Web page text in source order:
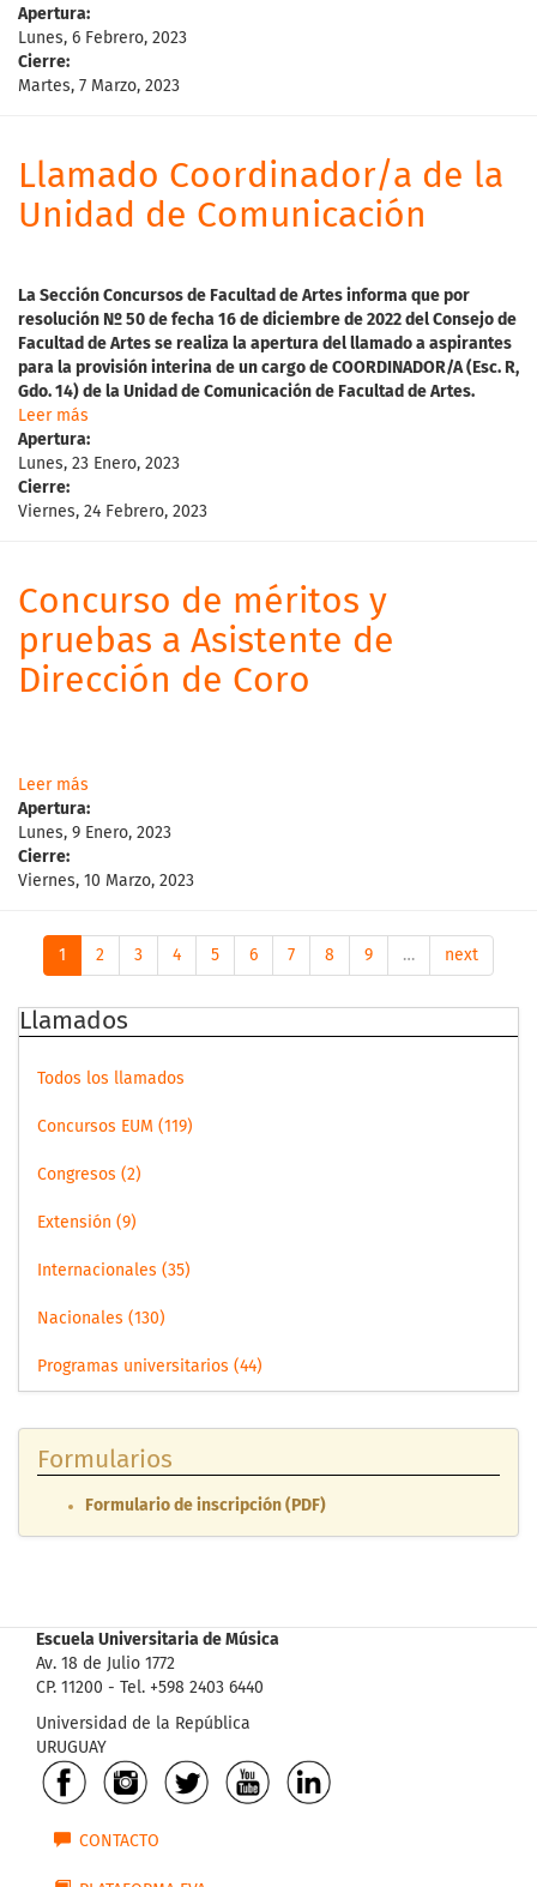
Apertura:
Lunes, 6 Febrero, 2023
Cierre:
Martes, 7 Marzo, 2023
Llamado Coordinador/a de la
Unidad de Comunicación
La Sección Concursos de Facultad de Artes informa que por
resolución Nº 50 de fecha 16 de diciembre de 2022 del Consejo de
Facultad de Artes se realiza la apertura del llamado a aspirantes
para la provisión interina de un cargo de COORDINADOR/A (Esc. R,
Gdo. 14) de la Unidad de Comunicación de Facultad de Artes.
Leer más
Apertura:
Lunes, 23 Enero, 2023
Cierre:
Viernes, 24 Febrero, 2023
Concurso de méritos y
pruebas a Asistente de
Dirección de Coro
Leer más
Apertura:
Lunes, 9 Enero, 2023
Cierre:
Viernes, 10 Marzo, 2023
1 2 3 4 5 6 7 8 9 … next
Llamados
Todos los llamados
Concursos EUM (119)
Congresos (2)
Extensión (9)
Internacionales (35)
Nacionales (130)
Programas universitarios (44)
Formularios
Formulario de inscripción (PDF)
Escuela Universitaria de Música
Av. 18 de Julio 1772
CP. 11200 - Tel. +598 2403 6440
Universidad de la República
URUGUAY
CONTACTO